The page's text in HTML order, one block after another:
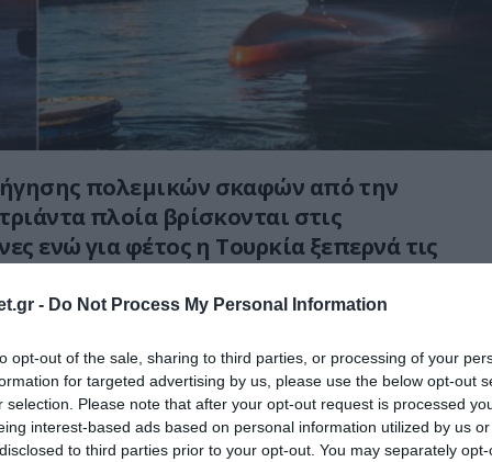
- Do Not Process My Personal Information
opt-out of the sale, sharing to third parties, or processing of your
for targeted advertising by us, please use the below opt-out
selection. Please note that after your opt-out request is processed
interest-based ads based on personal information utilized by us
to third parties prior to your opt-out. You may separately
πολεμικών σκαφών από την
πλοία βρίσκονται στις
ενώ για φέτος η Τουρκία ξεπερνά τις
την Κίνα, ενώ οι ΗΠΑ δυσκολεύονται με
φέτος!
Is Outbuilding the U.S. at Sea